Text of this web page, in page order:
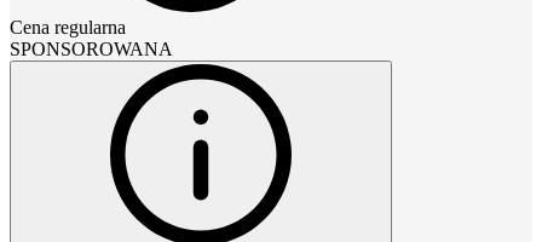
Cena regularna
SPONSOROWANA